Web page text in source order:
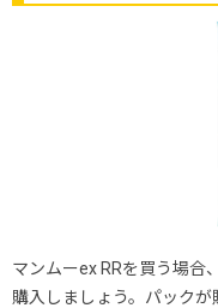
マンムーex RRを買う場合
購入しましょう。パック